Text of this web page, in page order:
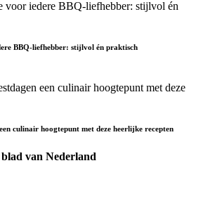
BBQ-liefhebber: stijlvol én praktisch
culinair hoogtepunt met deze heerlijke recepten
van Nederland